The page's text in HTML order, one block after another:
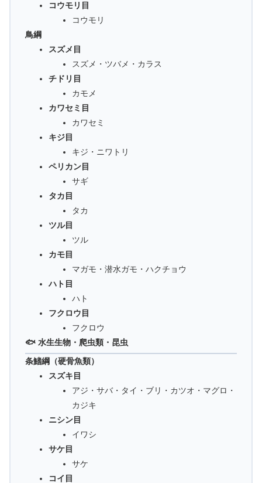
コウモリ目
コウモリ
鳥綱
スズメ目
スズメ・ツバメ・カラス
チドリ目
カモメ
カワセミ目
カワセミ
キジ目
キジ・ニワトリ
ペリカン目
サギ
タカ目
タカ
ツル目
ツル
カモ目
マガモ・潜水ガモ・ハクチョウ
ハト目
ハト
フクロウ目
フクロウ
🐟 水生生物・爬虫類・昆虫
条鰭綱（硬骨魚類）
スズキ目
アジ・サバ・タイ・ブリ・カツオ・マグロ・
カジキ
ニシン目
イワシ
サケ目
サケ
コイ目